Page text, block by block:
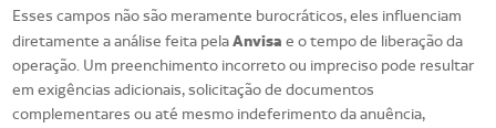
Esses campos não são meramente burocráticos, eles influenciam
diretamente a análise feita pelaAnvisae o tempo de liberação da
operação. Um preenchimento incorreto ou impreciso pode resultar
em exigências adicionais, solicitação de documentos
complementares ou até mesmo indeferimento da anuência,